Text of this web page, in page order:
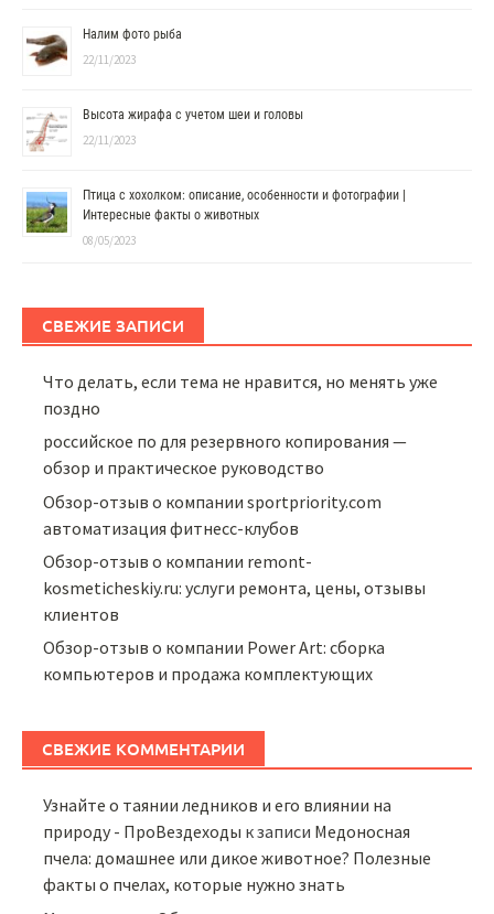
Налим фото рыба
22/11/2023
Высота жирафа с учетом шеи и головы
22/11/2023
Птица с хохолком: описание, особенности и фотографии |
Интересные факты о животных
08/05/2023
СВЕЖИЕ ЗАПИСИ
Что делать, если тема не нравится, но менять уже
поздно
российское по для резервного копирования —
обзор и практическое руководство
Обзор-отзыв о компании sportpriority.com
автоматизация фитнесс-клубов
Обзор-отзыв о компании remont-
kosmeticheskiy.ru: услуги ремонта, цены, отзывы
клиентов
Обзор-отзыв о компании Power Art: сборка
компьютеров и продажа комплектующих
СВЕЖИЕ КОММЕНТАРИИ
Узнайте о таянии ледников и его влиянии на
природу - ПроВездеходы к записи Медоносная
пчела: домашнее или дикое животное? Полезные
факты о пчелах, которые нужно знать